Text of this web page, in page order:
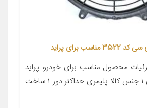
برای پراید
محصول مناسب برای خودرو پراید
تعداد در بسته‌بندی ۱ جنس کالا پلیمری حداکثر دور ۱ ساخت